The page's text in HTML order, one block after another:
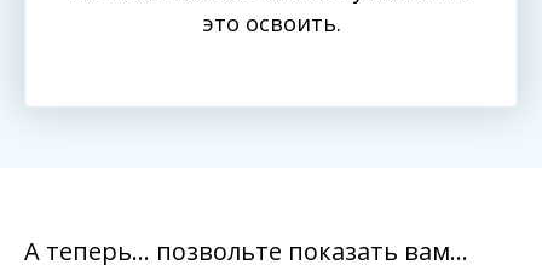
это освоить.
А теперь… позвольте показать вам…